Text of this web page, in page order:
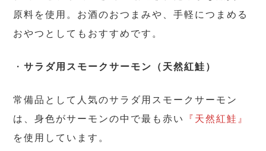
原料を使用。お酒のおつまみや、手軽につまめる
おやつとしてもおすすめです。
・サラダ用スモークサーモン（天然紅鮭）
常備品として人気のサラダ用スモークサーモン
は、身色がサーモンの中で最も赤い
『天然紅鮭』
を使用しています。